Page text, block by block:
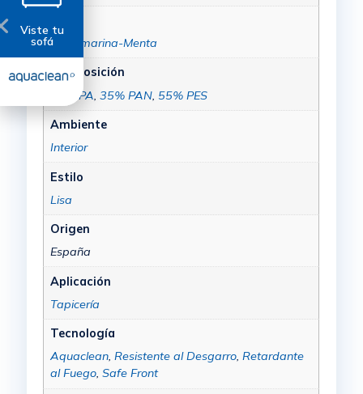
Aquamarina-Menta
Composición
10% PA, 35% PAN, 55% PES
Ambiente
Interior
Estilo
Lisa
Origen
España
Aplicación
Tapicería
Tecnología
Aquaclean, Resistente al Desgarro, Retardante
al Fuego, Safe Front
Viste tu
sofá